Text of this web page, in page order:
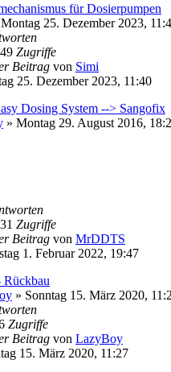
für Dosierpumpen
Montag 25. Dezember 2023,
Zugriffe
Beitrag von Simi
25. Dezember 2023, 11:40
Dosing System --> Sangofix
» Montag 29. August 2016,
Zugriffe
Beitrag von MrDDTS
1. Februar 2022, 19:47
Rückbau
» Sonntag 15. März 2020,
Zugriffe
Beitrag von LazyBoy
15. März 2020, 11:27